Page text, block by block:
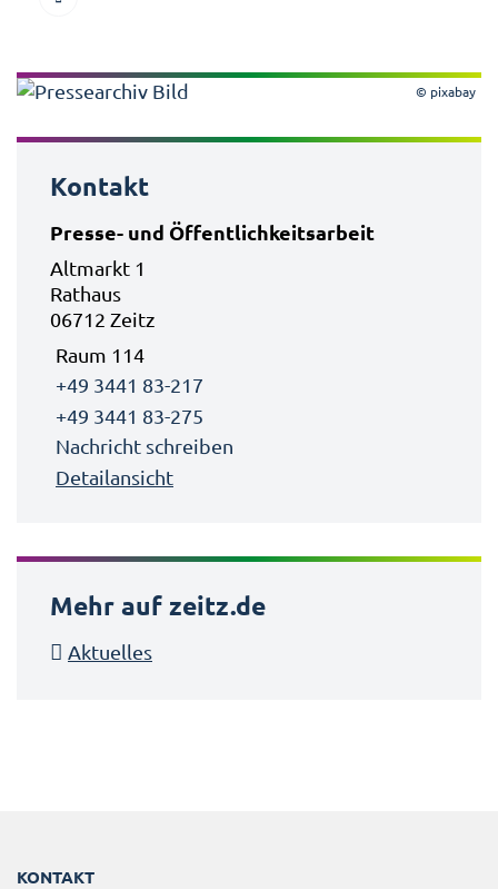
© pixabay
Kontakt
Presse- und Öffentlichkeitsarbeit
Altmarkt 1
Rathaus
06712 Zeitz
Raum 114
+49 3441 83-217
+49 3441 83-275
Nachricht schreiben
Detailansicht
Mehr auf zeitz.de
Aktuelles
KONTAKT